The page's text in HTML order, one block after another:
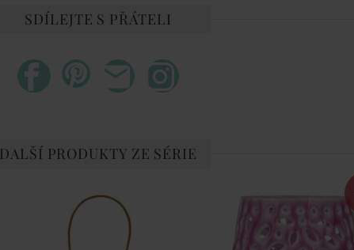
SDÍLEJTE S PŘÁTELI
DALŠÍ PRODUKTY ZE SÉRIE